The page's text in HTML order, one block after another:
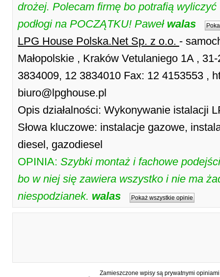
drożej. Polecam firmę bo potrafią
podłogi na POCZĄTKU! Paweł walas
LPG House Polska.Net Sp. z o.o. -
Małopolskie , Kraków Vetulaniego 1A ,
3834009, 12 3834010 Fax: 12 4153553 ,
biuro@lpghouse.pl
Opis działalności: Wykonywanie istalacji
Słowa kluczowe: instalacje gazowe,
diesel, gazodiesel
OPINIA: Szybki montaż i fachowe
bo w niej się zawiera wszystko i nie ma
niespodzianek. walas Pokaż wszystkie opinie
Zamieszczone wpisy są prywatnymi